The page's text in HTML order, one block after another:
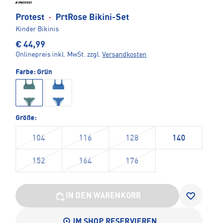
Protest · PrtRose Bikini-Set
Kinder Bikinis
€ 44,99
Onlinepreis inkl. MwSt. zzgl. Versandkosten
Farbe: Grün
Größe:
104 116 128 140
152 164 176
IN DEN WARENKORB